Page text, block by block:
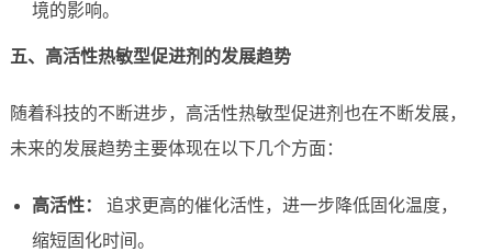
境的影响。
五、高活性热敏型促进剂的发展趋势
随着科技的不断进步，高活性热敏型促进剂也在不断发展，
未来的发展趋势主要体现在以下几个方面：
高活性：
追求更高的催化活性，进一步降低固化温度，
缩短固化时间。